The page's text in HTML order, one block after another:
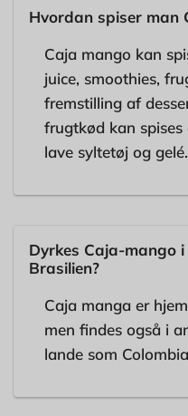
Hvordan spiser man
Caja mango kan
juice, smoothies,
fremstilling af
frugtkød kan
lave syltetøj og gelé.
Dyrkes Caja-mango
Brasilien?
Caja manga er
men findes også i
lande som